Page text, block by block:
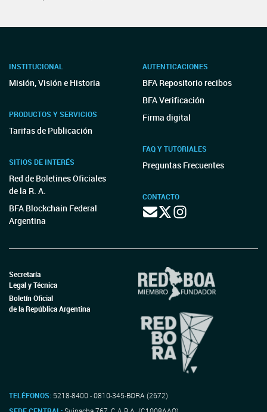
INSTITUCIONAL
Misión, Visión e Historia
PRODUCTOS Y SERVICIOS
Tarifas de Publicación
SITIOS DE INTERÉS
Red de Boletines Oficiales
de la R. A.
BFA Blockchain Federal
Argentina
AUTENTICACIONES
BFA Repositorio recibos
BFA Verificación
Firma digital
FAQ Y TUTORIALES
Preguntas Frecuentes
CONTACTO
Secretaría
Legal y Técnica
Boletín Oficial
de la República Argentina
TELÉFONOS: 5218-8400 - 0810-345-BORA (2672)